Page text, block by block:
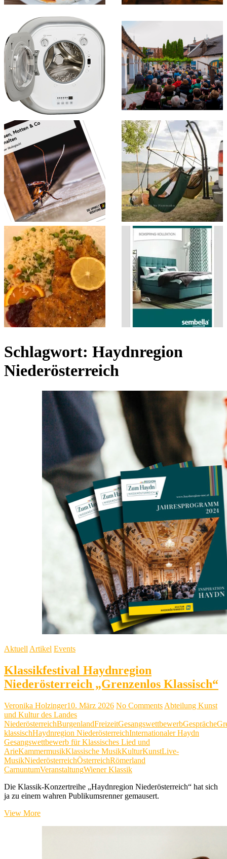
Schlagwort: Haydnregion
Niederösterreich
Aktuell Artikel Events
Klassikfestival Haydnregion
Niederösterreich „Grenzenlos Klassisch“
Veronika Holzinger10. März 2026 No Comments Abteilung Kunst
und Kultur des Landes
NiederösterreichBurgenlandFreizeitGesangswettbewerbGespräche
klassischHaydnregion NiederösterreichInternationaler Haydn
Gesangswettbewerb für Klassisches Lied und
ArieKammermusikKlassische MusikKulturKunstLive-
MusikNiederösterreichÖsterreichRömerland
CarnuntumVeranstaltungWiener Klassik
Die Klassik-Konzertreihe „Haydnregion Niederösterreich“ hat sich
ja zu einem wahren Publikumsrenner gemausert.
View MoreKlassikfestival